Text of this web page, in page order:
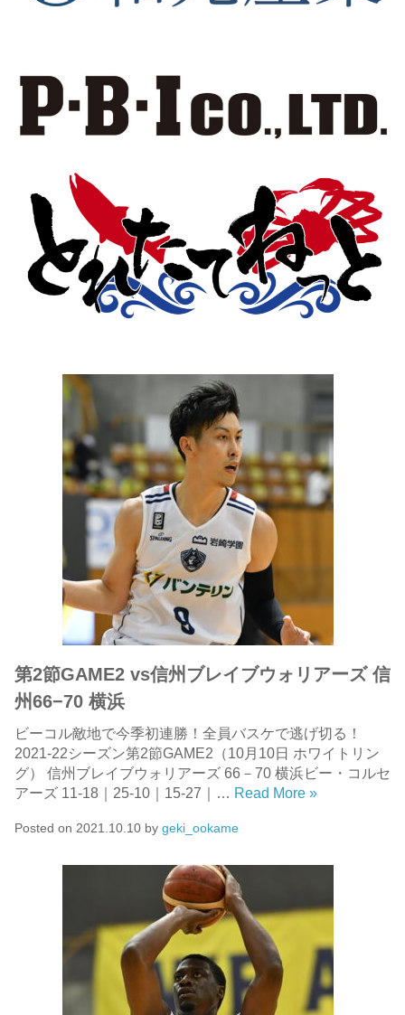
第2節GAME2 vs信州ブレイブウォリアーズ 信
州66−70 横浜
ビーコル敵地で今季初連勝！全員バスケで逃げ切る！
2021-22シーズン第2節GAME2（10月10日 ホワイトリン
グ） 信州ブレイブウォリアーズ 66－70 横浜ビー・コルセ
アーズ 11-18｜25-10｜15-27｜… Read More »
Posted on 2021.10.10by geki_ookame